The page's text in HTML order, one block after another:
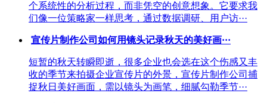
个系统性的分析过程，而非凭空的创意想象。它要求我
们像一位策略家一样思考，通过数据调研、用户访···
宣传片制作公司如何用镜头记录秋天的美好画···
短暂的秋天转瞬即逝，很多企业也会选在这个伤感又丰
收的季节来拍摄企业宣传片的外景，宣传片制作公司捕
捉秋日美好画面，需以镜头为画笔，细腻勾勒季节···